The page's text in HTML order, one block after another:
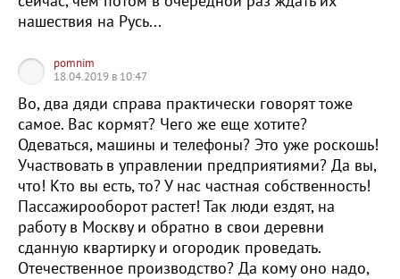
нашествия на Русь...
pomnim
18.04.2019 в 10:47
Во, два дяди справа практически говорят тоже
самое. Вас кормят? Чего же еще хотите?
Одеваться, машины и телефоны? Это уже роскошь!
Участвовать в управлении предприятиями? Да вы,
что! Кто вы есть, то? У нас частная собственность!
Пассажирооборот растет! Так люди ездят, на
работу в Москву и обратно в свои деревни
сданную квартирку и огородик проведать.
Отечественное производство? Да кому оно надо,